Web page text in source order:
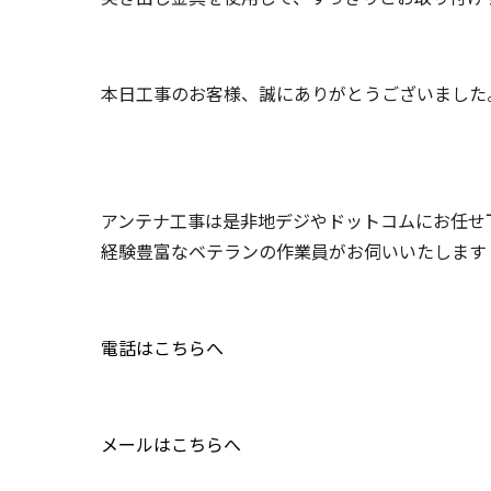
本日工事のお客様、誠にありがとうございました
アンテナ工事は是非地デジやドットコムにお任せ
経験豊富なベテランの作業員がお伺いいたします
電話はこちらへ
メールはこちらへ